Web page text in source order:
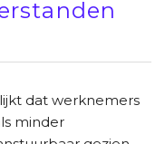
dat werknemers
minder